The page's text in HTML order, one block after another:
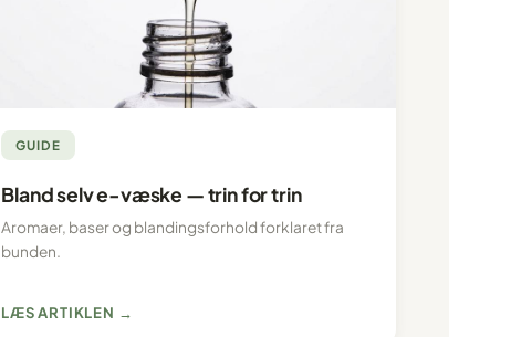
GUIDE
Bland selv e-væske — trin for trin
Aromaer, baser og blandingsforhold forklaret fra
bunden.
LÆS ARTIKLEN →